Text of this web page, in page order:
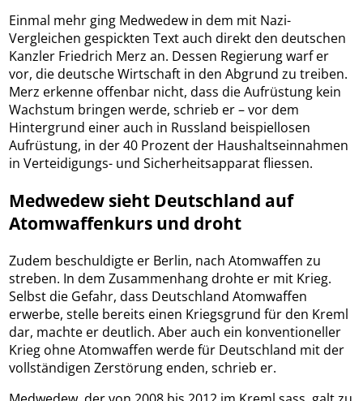
Einmal mehr ging Medwedew in dem mit Nazi-
Vergleichen gespickten Text auch direkt den deutschen
Kanzler Friedrich Merz an. Dessen Regierung warf er
vor, die deutsche Wirtschaft in den Abgrund zu treiben.
Merz erkenne offenbar nicht, dass die Aufrüstung kein
Wachstum bringen werde, schrieb er – vor dem
Hintergrund einer auch in Russland beispiellosen
Aufrüstung, in der 40 Prozent der Haushaltseinnahmen
in Verteidigungs- und Sicherheitsapparat fliessen.
Medwedew sieht Deutschland auf
Atomwaffenkurs und droht
Zudem beschuldigte er Berlin, nach Atomwaffen zu
streben. In dem Zusammenhang drohte er mit Krieg.
Selbst die Gefahr, dass Deutschland Atomwaffen
erwerbe, stelle bereits einen Kriegsgrund für den Kreml
dar, machte er deutlich. Aber auch ein konventioneller
Krieg ohne Atomwaffen werde für Deutschland mit der
vollständigen Zerstörung enden, schrieb er.